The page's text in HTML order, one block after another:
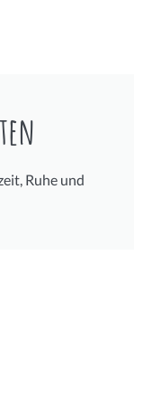
Ruhe und